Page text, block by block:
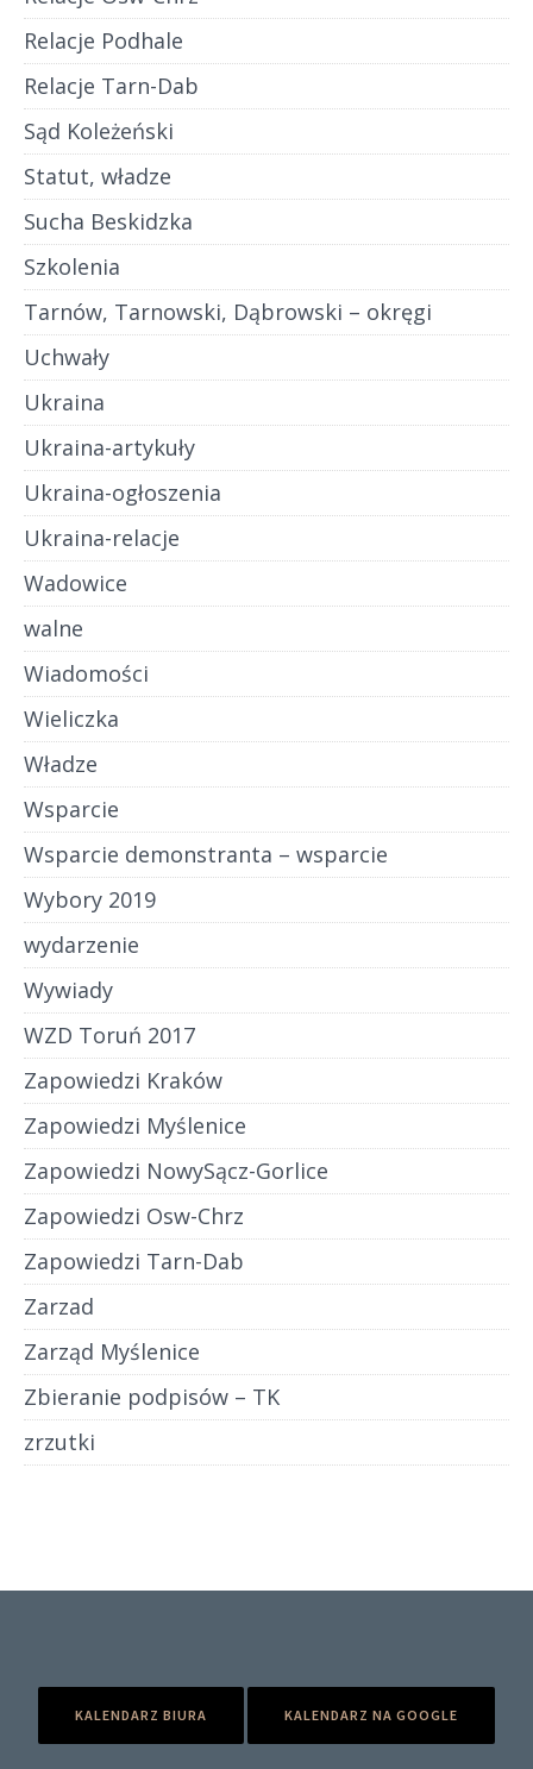
Relacje Podhale
Relacje Tarn-Dab
Sąd Koleżeński
Statut, władze
Sucha Beskidzka
Szkolenia
Tarnów, Tarnowski, Dąbrowski – okręgi
Uchwały
Ukraina
Ukraina-artykuły
Ukraina-ogłoszenia
Ukraina-relacje
Wadowice
walne
Wiadomości
Wieliczka
Władze
Wsparcie
Wsparcie demonstranta – wsparcie
Wybory 2019
wydarzenie
Wywiady
WZD Toruń 2017
Zapowiedzi Kraków
Zapowiedzi Myślenice
Zapowiedzi NowySącz-Gorlice
Zapowiedzi Osw-Chrz
Zapowiedzi Tarn-Dab
Zarzad
Zarząd Myślenice
Zbieranie podpisów – TK
zrzutki
KALENDARZ BIURA KALENDARZ NA GOOGLE